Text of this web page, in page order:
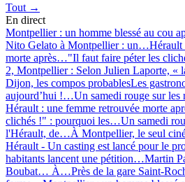
Tout →
En direct
Montpellier : un homme blessé au cou
Nito Gelato à Montpellier : un…Hérault
morte après…"Il faut faire péter les
2, Montpellier : Selon Julien Laporte, «
Dijon, les compos probablesLes
aujourd’hui !…Un samedi rouge sur
Hérault : une femme retrouvée morte
clichés !" : pourquoi les…Un samedi
l'Hérault, de…À Montpellier, le seul
Hérault - Un casting est lancé pour le
habitants lancent une pétition…Martin
Boubat… À…Près de la gare Saint-